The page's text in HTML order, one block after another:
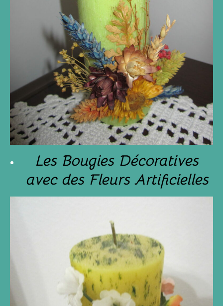
Les Bougies Décoratives
avec des Fleurs Artificielles